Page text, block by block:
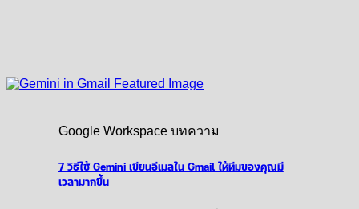
Google Workspace บทความ
7 วิธีใช้ Gemini เขียนอีเมลใน Gmail ให้ทีมของคุณมี
เวลามากขึ้น